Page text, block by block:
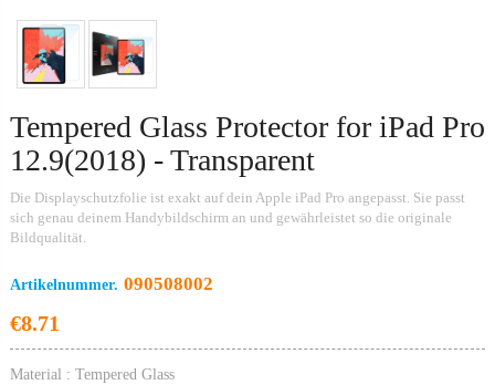
Tempered Glass Protector for iPad Pro
12.9(2018) - Transparent
Die Displayschutzfolie ist exakt auf dein Apple iPad Pro angepasst. Sie passt
sich genau deinem Handybildschirm an und gewährleistet so die originale
Bildqualität.
Artikelnummer. 090508002
€8.71
Material : Tempered Glass